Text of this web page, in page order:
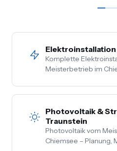
Komplette
Meisterbetrieb im
zur Steckdose aus
Photovoltaik &
Traunstein
Photovoltaik vom
Chiemsee – Planung,